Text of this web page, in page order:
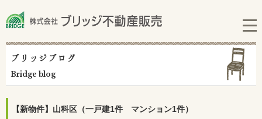
ブリッジブログ
Bridge blog
【新物件】山科区（一戸建1件 マンション1件）